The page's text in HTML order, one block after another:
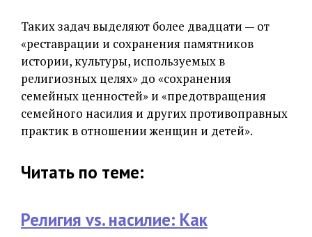
Таких задач выделяют более двадцати — от
«реставрации и сохранения памятников
истории, культуры, используемых в
религиозных целях» до «сохранения
семейных ценностей» и «предотвращения
семейного насилия и других противоправных
практик в отношении женщин и детей».
Читать по теме:
Религия vs. насилие: Как